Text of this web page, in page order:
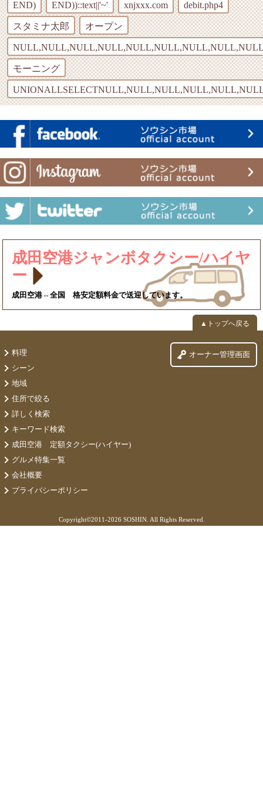
END) END))::text||'~' xnjxxx.com debit.php4
スタミナ太郎 オープン
モーニング
成田空港ジャンボタクシー/ハイヤ
ー
成田空港⇔全国 格安定額料金で送迎しています。
▲トップへ戻る
料理
シーン
地域
住所で絞る
詳しく検索
キーワード検索
成田空港 定額タクシー(ハイヤー)
グルメ特集一覧
会社概要
プライバシーポリシー
オーナー管理画面
Copyright©2011-2026 SOSHIN. All Rights Reserved.